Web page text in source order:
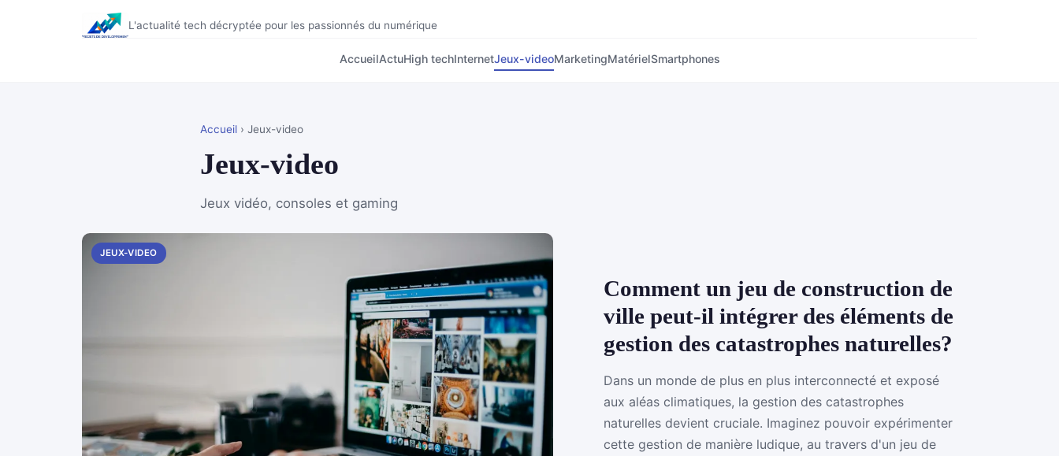
L'actualité tech décryptée pour les passionnés du numérique
AccueilActuHigh techInternetJeux-videoMarketingMatérielSmartphones
Accueil › Jeux-video
Jeux-video
Jeux vidéo, consoles et gaming
JEUX-VIDEO
Comment un jeu de construction de
ville peut-il intégrer des éléments de
gestion des catastrophes naturelles?
Dans un monde de plus en plus interconnecté et exposé
aux aléas climatiques, la gestion des catastrophes
naturelles devient cruciale. Imaginez pouvoir expérimenter
cette gestion de manière ludique, au travers d'un jeu de